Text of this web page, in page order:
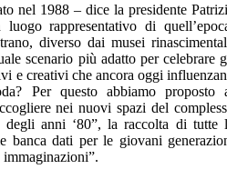
nel 1988 – dice la presidente
rappresentativo di
diverso dai musei
scenario più adatto per celebrare
e creativi che ancora oggi
Per questo abbiamo proposto
nei nuovi spazi del
degli anni ‘80”, la raccolta di tutte
banca dati per le giovani